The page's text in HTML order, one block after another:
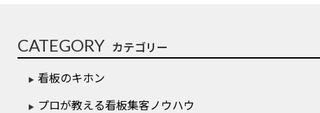
CATEGORY カテゴリー
看板のキホン
プロが教える看板集客ノウハウ